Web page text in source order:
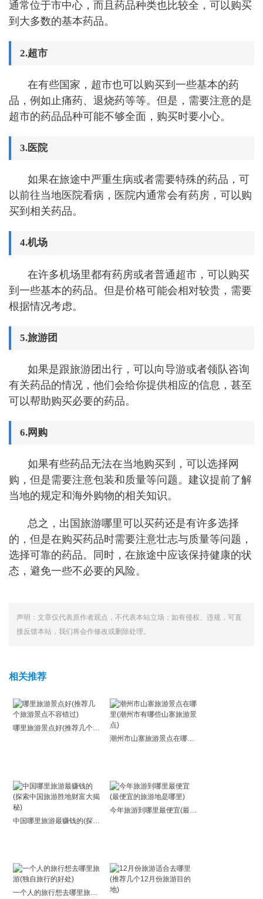
通常位于市中心，而且药品种类也比较全，可以购买
到大多数的基本药品。
2.超市
在有些国家，超市也可以购买到一些基本的药
品，例如止痛药、退烧药等等。但是，需要注意的是
超市的药品品种可能不够全面，购买时要小心。
3.医院
如果在旅途中严重生病或者需要特殊的药品，可
以前往当地医院看病，医院内通常会有药房，可以购
买到相关药品。
4.机场
在许多机场里都有药房或者普通超市，可以购买
到一些基本的药品。但是价格可能会相对较贵，需要
根据情况考虑。
5.旅游团
如果是跟旅游团出行，可以向导游或者领队咨询
有关药品的情况，他们会给你提供相应的信息，甚至
可以帮助购买必要的药品。
6.网购
如果有些药品无法在当地购买到，可以选择网
购，但是需要注意包装和质量等问题。建议提前了解
当地的规定和海外购物的相关知识。
总之，出国旅游哪里可以买药还是有许多选择
的，但是在购买药品时需要注意壮志与质量等问题，
选择可靠的药品。同时，在旅途中应该保持健康的状
态，避免一些不必要的风险。
声明：文章仅代表原作者观点，不代表本站立场；如有侵权、违规，可直
接反馈本站，我们将会作修改或删除处理。
相关推荐
哪里旅游景点好(推荐几个旅游景点不容错过)
潮州市山寨旅游景点在哪里(潮州市有哪些山寨旅游景点)
中国哪里旅游最赚钱的(探索中国旅游胜地财富大揭秘)
今年旅游到哪里最便宜(最便宜的旅游地是哪里)
一个人的旅行想去哪里旅游(独自旅行的好处)